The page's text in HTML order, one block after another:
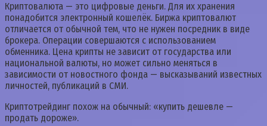
Криптовалюта — это цифровые деньги. Для их хранения
понадобится электронный кошелёк. Биржа криптовалют
отличается от обычной тем, что не нужен посредник в виде
брокера. Операции совершаются с использованием
обменника. Цена крипты не зависит от государства или
национальной валюты, но может сильно меняться в
зависимости от новостного фонда — высказываний известных
личностей, публикаций в СМИ.
Криптотрейдинг похож на обычный: «купить дешевле —
продать дороже».